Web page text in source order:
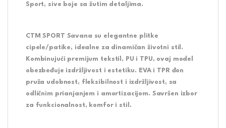
Sport, sive boje sa žutim detaljima.
CTM SPORT Savana su elegantne plitke
cipele/patike, idealne za dinamičan životni stil.
Kombinujući premijum tekstil, PU i TPU, ovaj model
obezbeđuje izdržljivost i estetiku. EVA i TPR đon
pruža udobnost, fleksibilnost i izdržljivost, sa
odličnim prianjanjem i amortizacijom. Savršen izbor
za funkcionalnost, komfor i stil.